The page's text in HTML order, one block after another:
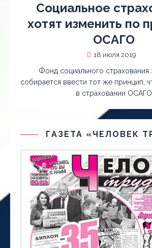
Социальное
хотят изменить по
ОСАГО
18 июля 2019
Фонд социального страхования
собирается ввести тот же принцип,
в страховании ОСАГО
ГАЗЕТА «ЧЕЛОВЕК